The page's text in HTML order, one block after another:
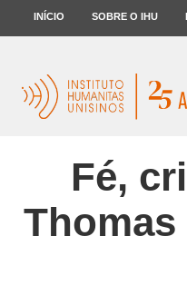
INÍCIO SOBRE O IHU
Fé,